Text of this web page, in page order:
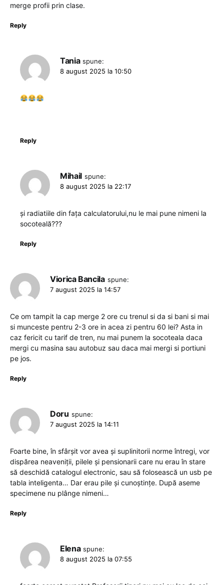
merge profii prin clase.
Reply
Tania spune:
8 august 2025 la 10:50
Reply
Mihail spune:
8 august 2025 la 22:17
și radiatiile din fața calculatorului,nu le mai pune nimeni la
socoteală???
Reply
Viorica Bancila spune:
7 august 2025 la 14:57
Ce om tampit la cap merge 2 ore cu trenul si da si bani si mai
si munceste pentru 2-3 ore in acea zi pentru 60 lei? Asta in
caz fericit cu tarif de tren, nu mai punem la socoteala daca
mergi cu masina sau autobuz sau daca mai mergi si portiuni
pe jos.
Reply
Doru spune:
7 august 2025 la 14:11
Foarte bine, în sfârșit vor avea și suplinitorii norme întregi, vor
dispărea neaveniții, pilele și pensionarii care nu erau în stare
să deschidă catalogul electronic, sau să folosească un usb pe
tabla inteligenta… Dar erau pile și cunoștințe. După aseme
specimene nu plânge nimeni…
Reply
Elena spune:
8 august 2025 la 07:55